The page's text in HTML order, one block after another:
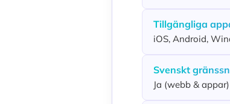
Tillgängliga
iOS, Android,
Svenskt
Ja (webb & appar)